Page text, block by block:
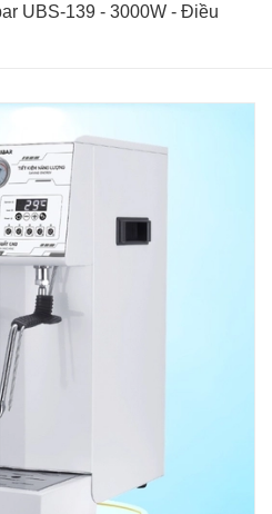
UBS-139 - 3000W - Điều